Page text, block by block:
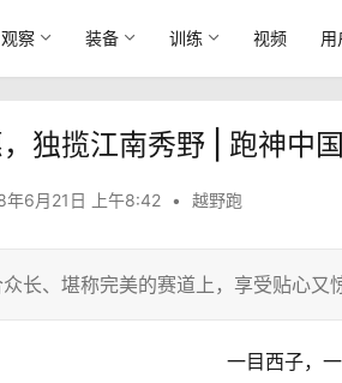
观察 装备 训练 视频 用
独揽江南秀野 | 跑神中
年6月21日 上午8:42 • 越野跑
长、堪称完美的赛道上，享受贴心又
一目西子，